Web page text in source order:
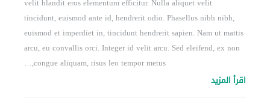
tincidunt, euismod ante id, hendrerit odio. Phasellus nibh nibh,
euismod et imperdiet in, tincidunt hendrerit sapien. Nam ut mattis
arcu, eu convallis orci. Integer id velit arcu. Sed eleifend, ex non
congue aliquam, risus leo tempor metus,…
اقرأ المزيد